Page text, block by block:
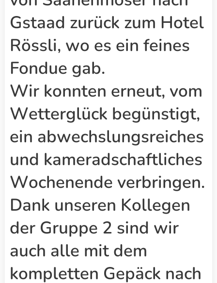
Gstaad zurück zum Hotel
Rössli, wo es ein feines
Fondue gab.
Wir konnten erneut, vom
Wetterglück begünstigt,
ein abwechslungsreiches
und kameradschaftliches
Wochenende verbringen.
Dank unseren Kollegen
der Gruppe 2 sind wir
auch alle mit dem
kompletten Gepäck nach